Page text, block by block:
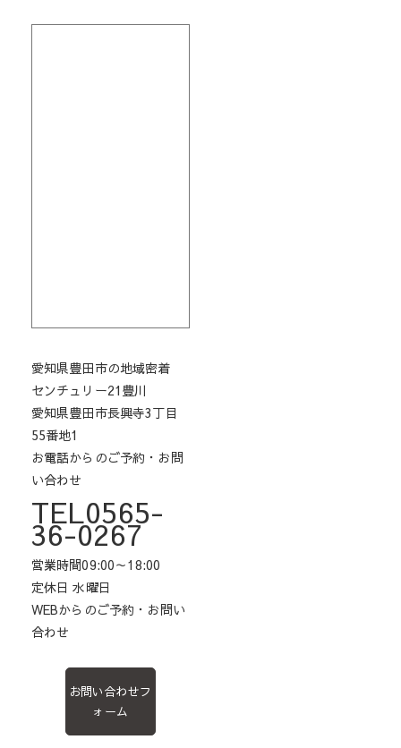
愛知県豊田市の地域密着
センチュリー21豊川
愛知県豊田市長興寺3丁目
55番地1
お電話からのご予約・お問
い合わせ
TEL0565-
36-0267
営業時間09:00～18:00
定休日 水曜日
WEBからのご予約・お問い
合わせ
お問い合わせフ
ォーム